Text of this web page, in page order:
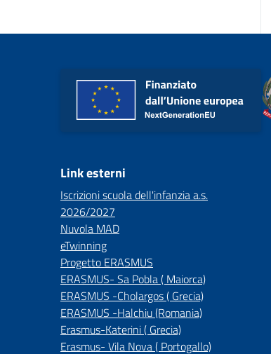
Link esterni
Iscrizioni scuola dell'infanzia a.s.
2026/2027
Nuvola MAD
eTwinning
Progetto ERASMUS
ERASMUS- Sa Pobla ( Maiorca)
ERASMUS -Cholargos ( Grecia)
ERASMUS -Halchiu (Romania)
Erasmus-Katerini ( Grecia)
Erasmus- Vila Nova ( Portogallo)